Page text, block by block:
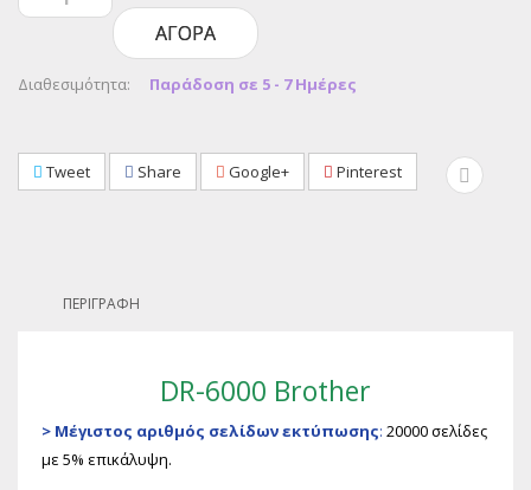
ΑΓΟΡΆ
Διαθεσιμότητα: Παράδοση σε 5 - 7 Ημέρες
Tweet Share Google+ Pinterest
ΠΕΡΙΓΡΑΦΉ
DR-6000 Brother
> Μέγιστος αριθμός σελίδων εκτύπωσης: 20000 σελίδες
με 5% επικάλυψη.